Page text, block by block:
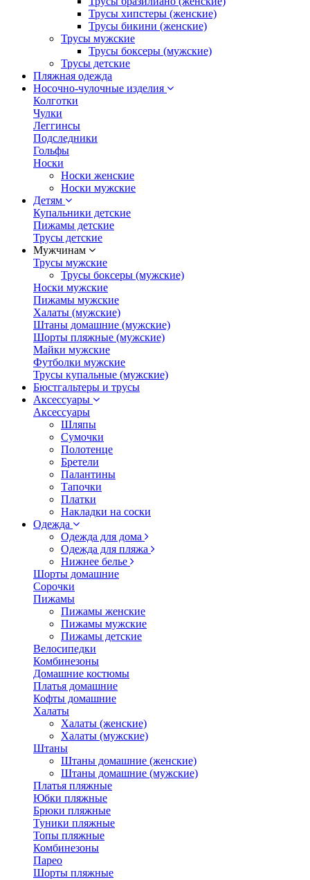
Трусы хипстеры (женские)
Трусы бикини (женские)
Трусы мужские
Трусы боксеры (мужские)
Трусы детские
Пляжная одежда
Носочно-чулочные изделия
Колготки
Чулки
Леггинсы
Подследники
Гольфы
Носки
Носки женские
Носки мужские
Детям
Купальники детские
Пижамы детские
Трусы детские
Мужчинам
Трусы мужские
Трусы боксеры (мужские)
Носки мужские
Пижамы мужские
Халаты (мужские)
Штаны домашние (мужские)
Шорты пляжные (мужские)
Майки мужские
Футболки мужские
Трусы купальные (мужские)
Бюстгальтеры и трусы
Аксессуары
Аксессуары
Шляпы
Сумочки
Полотенце
Бретели
Палантины
Тапочки
Платки
Накладки на соски
Одежда
Одежда для дома
Одежда для пляжа
Нижнее белье
Шорты домашние
Сорочки
Пижамы
Пижамы женские
Пижамы мужские
Пижамы детские
Велосипедки
Комбинезоны
Домашние костюмы
Платья домашние
Кофты домашние
Халаты
Халаты (женские)
Халаты (мужские)
Штаны
Штаны домашние (женские)
Штаны домашние (мужские)
Платья пляжные
Юбки пляжные
Брюки пляжные
Туники пляжные
Топы пляжные
Комбинезоны
Парео
Шорты пляжные